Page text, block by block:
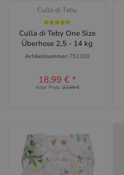
Culla di Teby
Culla di Teby One Size
Überhose 2,5 - 14 kg
Artikelnummer:751169
18,99 €*
Alter Preis: 22,99 €